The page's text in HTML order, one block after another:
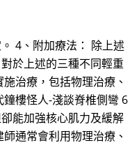
4、附加療法： 除上述
於上述的三種不同輕重
治療，包括物理治療、
樓怪人-淺談脊椎側彎 6
能加強核心肌力及緩解
通常會利用物理治療、